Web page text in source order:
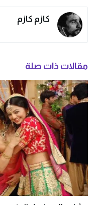
كازم كازم
مقالات ذات صلة